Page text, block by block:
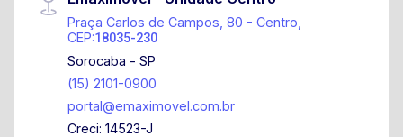
Praça Carlos de Campos, 80 - Centro,
CEP:18035-230
Sorocaba - SP
(15) 2101-0900
portal@emaximovel.com.br
Creci: 14523-J